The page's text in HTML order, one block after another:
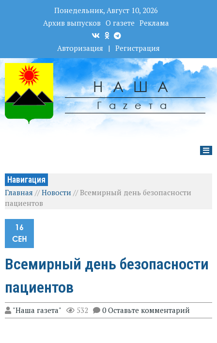
Понедельник, Август 10, 2026
Архив выпусков О газете Реклама
Авторизация | Регистрация
НАША
Гаzета
Навигация
Главная //Новости //Всемирный день безопасности
пациентов
16
СЕН
Всемирный день безопасности
пациентов
"Наша газета" 532 0 Оставьте комментарий